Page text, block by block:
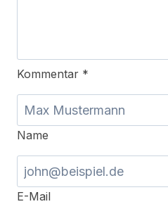
Kommentar *
Name
E-Mail